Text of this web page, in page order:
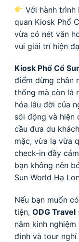
Với hành trình
quan Kiosk Phố
vừa có nét văn
vui giải trí hiện
Kiosk Phố Cổ
điểm dừng chân
thống mà còn là
hóa lâu đời của
sôi động và hiện
cầu đưa du
mặc, vừa lạ vừa
check-in đầy
bạn không nên
Sun World Hạ
Nếu bạn muốn
tiện, ODG Travel
năm kinh
đình và tour